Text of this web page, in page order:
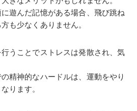
遊んだ記憶がある場合、飛び跳ね
も少なくありません。
うことでストレスは発散され、気
精神的なハードルは、運動をやり
ります。